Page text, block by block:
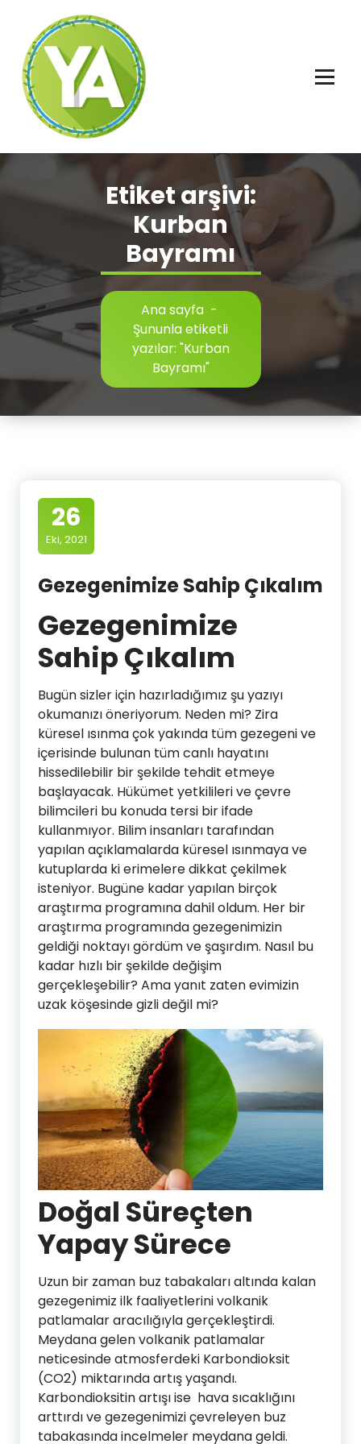
Etiket arşivi:
Kurban
Bayramı
Ana sayfa-
Şununla etiketli
yazılar: "Kurban
Bayramı"
26
Eki, 2021
Gezegenimize Sahip Çıkalım
Gezegenimize
Sahip Çıkalım
Bugün sizler için hazırladığımız şu yazıyı
okumanızı öneriyorum. Neden mi? Zira
küresel ısınma çok yakında tüm gezegeni ve
içerisinde bulunan tüm canlı hayatını
hissedilebilir bir şekilde tehdit etmeye
başlayacak. Hükümet yetkilileri ve çevre
bilimcileri bu konuda tersi bir ifade
kullanmıyor. Bilim insanları tarafından
yapılan açıklamalarda küresel ısınmaya ve
kutuplarda ki erimelere dikkat çekilmek
isteniyor. Bugüne kadar yapılan birçok
araştırma programına dahil oldum. Her bir
araştırma programında gezegenimizin
geldiği noktayı gördüm ve şaşırdım. Nasıl bu
kadar hızlı bir şekilde değişim
gerçekleşebilir? Ama yanıt zaten evimizin
uzak köşesinde gizli değil mi?
Doğal Süreçten
Yapay Sürece
Uzun bir zaman buz tabakaları altında kalan
gezegenimiz ilk faaliyetlerini volkanik
patlamalar aracılığıyla gerçekleştirdi.
Meydana gelen volkanik patlamalar
neticesinde atmosferdeki Karbondioksit
(CO2) miktarında artış yaşandı.
Karbondioksitin artışı ise hava sıcaklığını
arttırdı ve gezegenimizi çevreleyen buz
tabakasında incelmeler meydana geldi.